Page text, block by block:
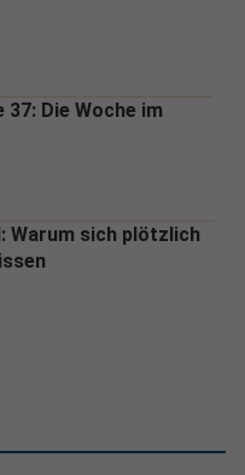
Die Woche im
Warum sich plötzlich